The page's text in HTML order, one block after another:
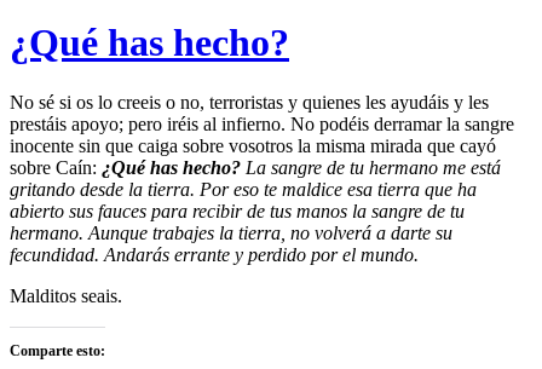
¿Qué has hecho?
No sé si os lo creeis o no, terroristas y quienes les ayudáis y les
prestáis apoyo; pero iréis al infierno. No podéis derramar la sangre
inocente sin que caiga sobre vosotros la misma mirada que cayó
sobre Caí­n: ¿Qué has hecho? La sangre de tu hermano me está
gritando desde la tierra. Por eso te maldice esa tierra que ha
abierto sus fauces para recibir de tus manos la sangre de tu
hermano. Aunque trabajes la tierra, no volverá a darte su
fecundidad. Andarás errante y perdido por el mundo.
Malditos seais.
Comparte esto: